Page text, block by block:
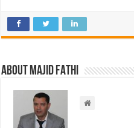
About Majid FATHI